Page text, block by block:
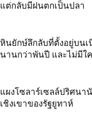
แต่กลับมีฝนตกเป็นปลา
หินยักษ์ลึกลับที่ตั้งอยู่บน
นานกว่าพันปี และไม่มีใ
แผงโซลาร์เซลล์ปริศนา
เชิงเขาของรัฐยูทาห์